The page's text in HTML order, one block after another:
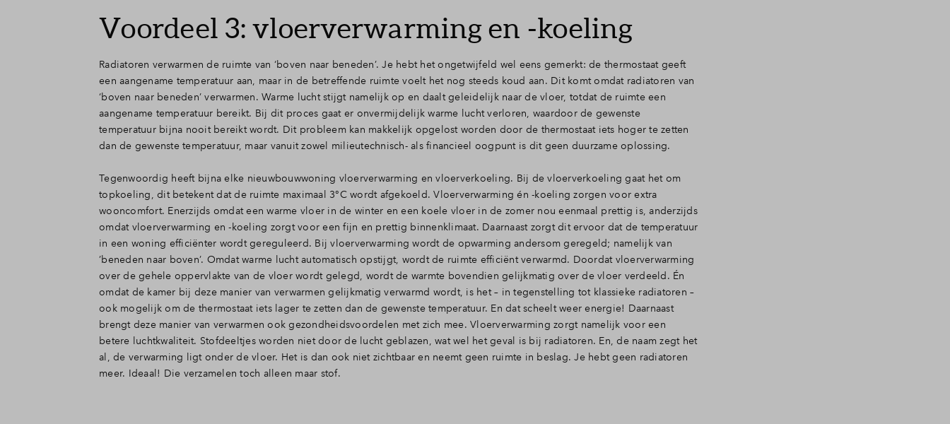
Voordeel 3: vloerverwarming en -koeling
Radiatoren verwarmen de ruimte van ‘boven naar beneden’. Je hebt het ongetwijfeld wel eens gemerkt: de thermostaat geeft
een aangename temperatuur aan, maar in de betreffende ruimte voelt het nog steeds koud aan. Dit komt omdat radiatoren van
‘boven naar beneden’ verwarmen. Warme lucht stijgt namelijk op en daalt geleidelijk naar de vloer, totdat de ruimte een
aangename temperatuur bereikt. Bij dit proces gaat er onvermijdelijk warme lucht verloren, waardoor de gewenste
temperatuur bijna nooit bereikt wordt. Dit probleem kan makkelijk opgelost worden door de thermostaat iets hoger te zetten
dan de gewenste temperatuur, maar vanuit zowel milieutechnisch- als financieel oogpunt is dit geen duurzame oplossing.
Tegenwoordig heeft bijna elke nieuwbouwwoning vloerverwarming en vloerverkoeling. Bij de vloerverkoeling gaat het om
topkoeling, dit betekent dat de ruimte maximaal 3°C wordt afgekoeld. Vloerverwarming én -koeling zorgen voor extra
wooncomfort. Enerzijds omdat een warme vloer in de winter en een koele vloer in de zomer nou eenmaal prettig is, anderzijds
omdat vloerverwarming en -koeling zorgt voor een fijn en prettig binnenklimaat. Daarnaast zorgt dit ervoor dat de temperatuur
in een woning efficiënter wordt gereguleerd. Bij vloerverwarming wordt de opwarming andersom geregeld; namelijk van
’beneden naar boven’. Omdat warme lucht automatisch opstijgt, wordt de ruimte efficiënt verwarmd. Doordat vloerverwarming
over de gehele oppervlakte van de vloer wordt gelegd, wordt de warmte bovendien gelijkmatig over de vloer verdeeld. Én
omdat de kamer bij deze manier van verwarmen gelijkmatig verwarmd wordt, is het – in tegenstelling tot klassieke radiatoren –
ook mogelijk om de thermostaat iets lager te zetten dan de gewenste temperatuur. En dat scheelt weer energie! Daarnaast
brengt deze manier van verwarmen ook gezondheidsvoordelen met zich mee. Vloerverwarming zorgt namelijk voor een
betere luchtkwaliteit. Stofdeeltjes worden niet door de lucht geblazen, wat wel het geval is bij radiatoren. En, de naam zegt het
al, de verwarming ligt onder de vloer. Het is dan ook niet zichtbaar en neemt geen ruimte in beslag. Je hebt geen radiatoren
meer. Ideaal! Die verzamelen toch alleen maar stof.